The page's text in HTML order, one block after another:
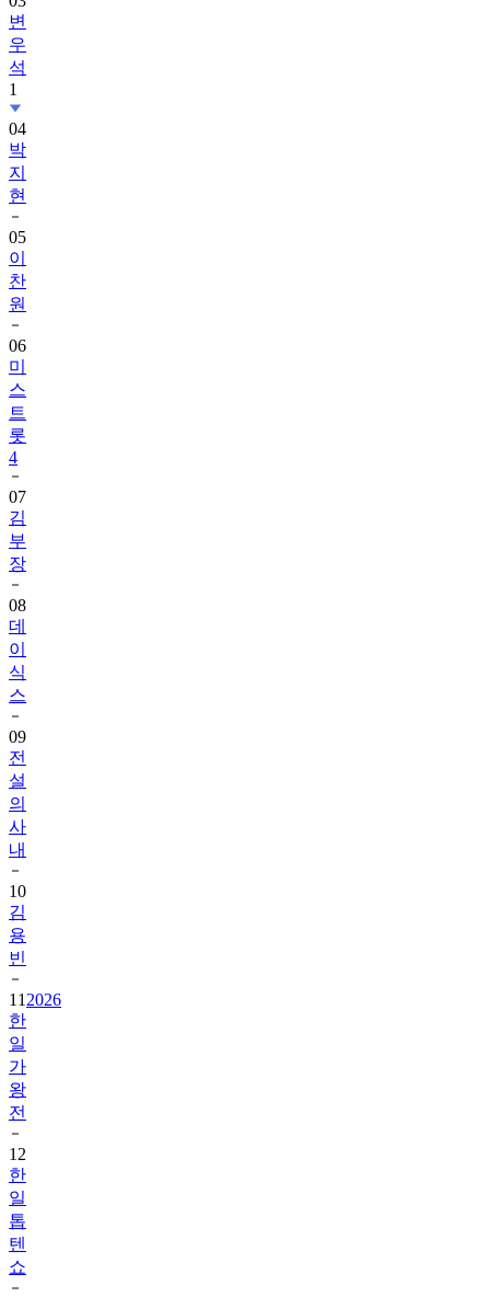
변
우
석
1
04
박
지
현
05
이
찬
원
06
미
스
트
롯
4
07
김
부
장
08
데
이
식
스
09
전
설
의
사
내
10
김
용
빈
11 2026
한
일
가
왕
전
12
한
일
톱
텐
쇼